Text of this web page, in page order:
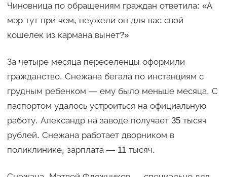
Чиновница по обращениям граждан ответила: «А
мэр тут при чем, неужели он для вас свой
кошелек из кармана вынет?»
За четыре месяца переселенцы оформили
гражданство. Снежана бегала по инстанциям с
грудным ребенком — ему было меньше месяца. С
паспортом удалось устроиться на официальную
работу. Александр на заводе получает 35 тысяч
рублей. Снежана работает дворником в
поликлинике, зарплата — 11 тысяч.